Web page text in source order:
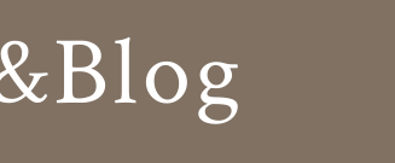
お知らせ
報 Business trip